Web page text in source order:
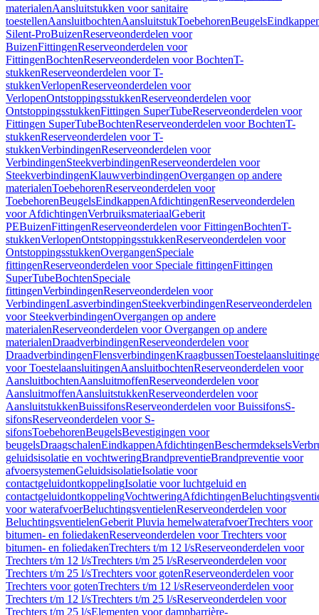
materialenAansluitstukken voor sanitaire
toestellenAansluitbochtenAansluitstukToebehorenBeugels
Silent-ProBuizenReserveonderdelen voor
BuizenFittingenReserveonderdelen voor
FittingenBochtenReserveonderdelen voor BochtenT-
stukkenReserveonderdelen voor T-
stukkenVerlopenReserveonderdelen voor
VerlopenOntstoppingsstukkenReserveonderdelen voor
OntstoppingsstukkenFittingen SuperTubeReserveonderdelen voor
Fittingen SuperTubeBochtenReserveonderdelen voor BochtenT-
stukkenReserveonderdelen voor T-
stukkenVerbindingenReserveonderdelen voor
VerbindingenSteekverbindingenReserveonderdelen voor
SteekverbindingenKlauwverbindingenOvergangen op andere
materialenToebehorenReserveonderdelen voor
ToebehorenBeugelsEindkappenAfdichtingenReserveonderdelen
voor AfdichtingenVerbruiksmateriaalGeberit
PEBuizenFittingenReserveonderdelen voor FittingenBochtenT-
stukkenVerlopenOntstoppingsstukkenReserveonderdelen voor
OntstoppingsstukkenOvergangenSpeciale
fittingenReserveonderdelen voor Speciale fittingenFittingen
SuperTubeBochtenSpeciale
fittingenVerbindingenReserveonderdelen voor
VerbindingenLasverbindingenSteekverbindingenReserveonderdelen
voor SteekverbindingenOvergangen op andere
materialenReserveonderdelen voor Overgangen op andere
materialenDraadverbindingenReserveonderdelen voor
DraadverbindingenFlensverbindingenKraagbussen
voor ToestelaansluitingenAansluitbochtenReserveonderdelen voor
AansluitbochtenAansluitmoffenReserveonderdelen voor
AansluitmoffenAansluitstukkenReserveonderdelen voor
AansluitstukkenBuissifonsReserveonderdelen voor BuissifonsS-
sifonsReserveonderdelen voor S-
sifonsToebehorenBeugelsBevestigingen voor
beugelsDraagschalenEindkappenAfdichtingenBeschermdeksels
geluidsisolatie en vochtweringBrandpreventieBrandpreventie voor
afvoersystemenGeluidsisolatieIsolatie voor
contactgeluidontkoppelingIsolatie voor luchtgeluid en
contactgeluidontkoppelingVochtweringAfdichtingen
voor waterafvoerBeluchtingsventielenReserveonderdelen voor
BeluchtingsventielenGeberit Pluvia hemelwaterafvoerTrechters voor
bitumen- en foliedakenReserveonderdelen voor Trechters voor
bitumen- en foliedakenTrechters t/m 12 l/sReserveonderdelen voor
Trechters t/m 12 l/sTrechters t/m 25 l/sReserveonderdelen voor
Trechters t/m 25 l/sTrechters voor gotenReserveonderdelen voor
Trechters voor gotenTrechters t/m 12 l/sReserveonderdelen voor
Trechters t/m 12 l/sTrechters t/m 25 l/sReserveonderdelen voor
Trechters t/m 25 l/sElementen voor dampbarrière-